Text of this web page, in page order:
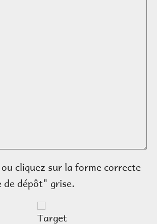
cliquez sur la forme correcte
de dépôt" grise.